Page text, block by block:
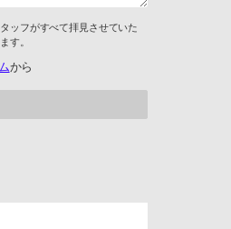
ッフがすべて拝見させていた
す。
から